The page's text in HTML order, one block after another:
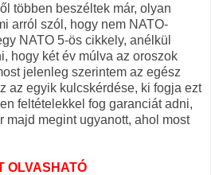
többen beszéltek már, olyan
arról szól, hogy nem NATO-
NATO 5-ös cikkely, anélkül
hogy két év múlva az oroszok
jelenleg szerintem az egész
az egyik kulcskérdése, ki fogja ezt
feltételekkel fog garanciát adni,
majd megint ugyanott, ahol most
OLVASHATÓ